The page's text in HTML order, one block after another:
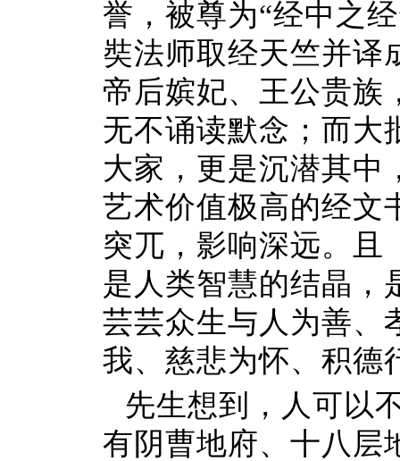
誉，被尊为“经中之
奘法师取经天竺并译
帝后嫔妃、王公贵族
无不诵读默念；而大
大家，更是沉潜其中
艺术价值极高的经文
突兀，影响深远。且
是人类智慧的结晶，
芸芸众生与人为善、
我、慈悲为怀、积德
先生想到，人可以
有阴曹地府、十八层